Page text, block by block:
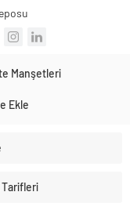
Manşetleri
Ekle